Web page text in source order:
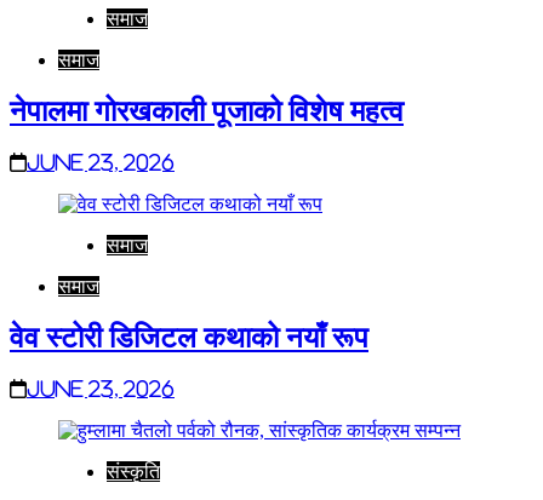
समाज
समाज
नेपालमा गोरखकाली पूजाको विशेष महत्व
June 23, 2026
समाज
समाज
वेव स्टोरी डिजिटल कथाको नयाँ रूप
June 23, 2026
संस्कृति